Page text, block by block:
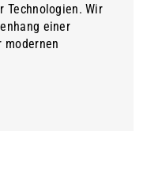
Technologien. Wir
einer
modernen